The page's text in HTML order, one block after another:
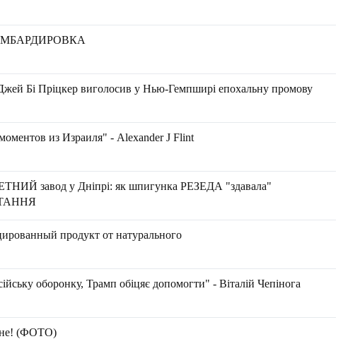
Бі Пріцкер виголосив у Нью-Гемпширі епохальну промову
из Израиля" - Аlexander J Flint
завод у Дніпрі: як шпигунка РЕЗЕДА "здавала"
продукт от натурального
оборонку, Трамп обіцяє допомогти" - Віталій Чепінога
(ФОТО)